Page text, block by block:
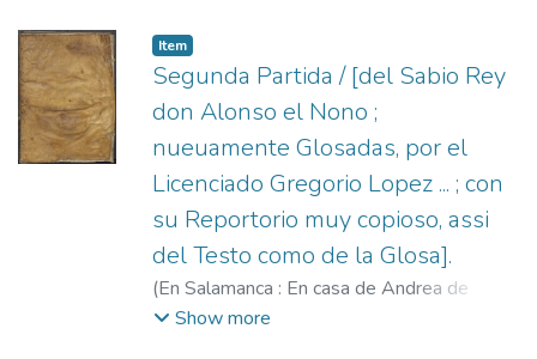
de, fl. 1547-1568.
fl. 1569-1571.;Terranova y Neyla,
Ildefonso de, fl. 1577-1588.
Item
Segunda Partida / [del Sabio Rey
don Alonso el Nono ;
nueuamente Glosadas, por el
Licenciado Gregorio Lopez ... ; con
su Reportorio muy copioso, assi
del Testo como de la Glosa].
(En Salamanca : En casa de Andrea de
Portonarijs ...,1565
Show more